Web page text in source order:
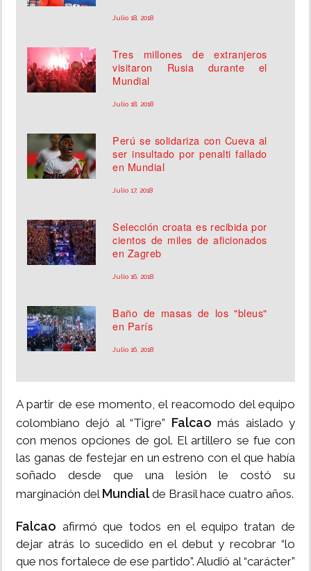
Julio 18, 2018
Tres millones de extranjeros
visitaron Rusia durante el
Mundial
Julio 18, 2018
Perú se solidariza con Cueva al
ser insultado por penalti fallado
en Mundial
Julio 17, 2018
Selección croata es recibida por
cientos de miles de aficionados
en Zagreb
Julio 16, 2018
Baño de masas de los "bleus"
en París
Julio 16, 2018
A partir de ese momento, el reacomodo del equipo
colombiano dejó al “Tigre” Falcao más aislado y
con menos opciones de gol. El artillero se fue con
las ganas de festejar en un estreno con el que había
soñado desde que una lesión le costó su
marginación del Mundialde Brasil hace cuatro años.
Falcao afirmó que todos en el equipo tratan de
dejar atrás lo sucedido en el debut y recobrar “lo
que nos fortalece de ese partido”. Aludió al “carácter”